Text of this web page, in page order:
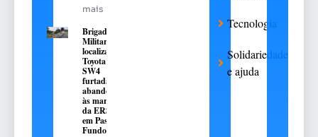
mais
Brigada
Militar
localiza
Toyota Hilux
SW4
furtada e
abandonada
às margens
da ERS-324,
em Passo
Fundo
Tecnologia
Solidariedade
e ajuda